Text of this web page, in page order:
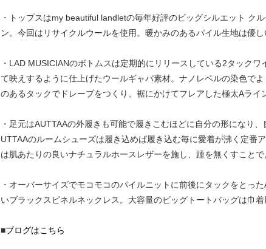
・トップスはmy beautiful landletの毎年好評のビッグシルエット ク
ン。今回はリサイクルウールを使用。暖かみのあるパイル生地は優し
・LAD MUSICIANのボトムスは定期的にリリースしている2タック
て映えするように仕上げたウールギャバ素材。ナノレベルの染色で
のあるタックでドレープをつくり、裾にかけてフレアした極太Aライ
・足元はAUTTAAの外履きも可能で履きこむほどに自分の形になり
UTTAAのルームシューズは履き込めば履き込む毎に愛着が沸く定番
は肌あたりの良いナチュラルホースレザーを施し、踵を無くすことで
・オーバーサイズでモコモコのパイルニットに前後にタックをとっ
いブラックスピネルネックレス。大容量のビッグトートバッグは巾
■ブログはこちら